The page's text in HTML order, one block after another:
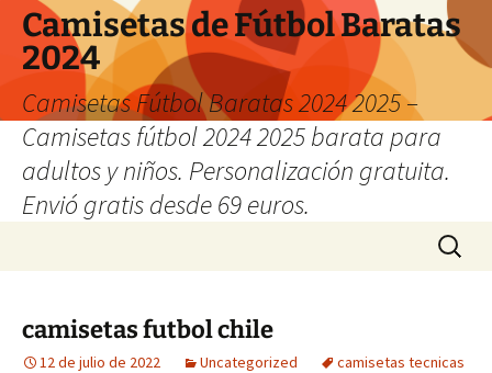
Camisetas de Fútbol Baratas
2024
Camisetas Fútbol Baratas 2024 2025 –
Camisetas fútbol 2024 2025 barata para
adultos y niños. Personalización gratuita.
Envió gratis desde 69 euros.
Buscar:
camisetas futbol chile
12 de julio de 2022 Uncategorized
camisetas tecnicas